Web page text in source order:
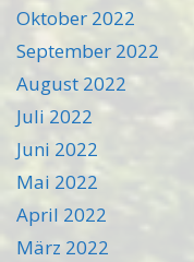
Oktober 2022
September 2022
August 2022
Juli 2022
Juni 2022
Mai 2022
April 2022
März 2022